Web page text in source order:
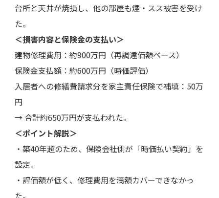
台所と天井が焼損し、他の部屋も煙・スス被害を受け
た。
＜損害内容と保険金の支払い＞
建物修理費用：約900万円（再調達価額ベース）
保険金支払額：約600万円（時価評価）
入居者への修繕費請求分を家主責任保険で補填：50万
円
→ 合計約650万円が支払われた。
＜ポイント解説＞
・築40年超のため、保険会社側が「時価払い契約」を
設定。
・評価額が低く、修理費用を満額カバーできなかっ
た。